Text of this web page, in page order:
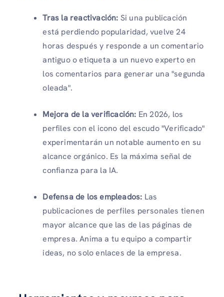
Tras la reactivación: Si una publicación
está perdiendo popularidad, vuelve 24
horas después y responde a un comentario
antiguo o etiqueta a un nuevo experto en
los comentarios para generar una "segunda
oleada".
Mejora de la verificación: En 2026, los
perfiles con el icono del escudo "Verificado"
experimentarán un notable aumento en su
alcance orgánico. Es la máxima señal de
confianza para la IA.
Defensa de los empleados: Las
publicaciones de perfiles personales tienen
mayor alcance que las de las páginas de
empresa. Anima a tu equipo a compartir
ideas, no solo enlaces de la empresa.